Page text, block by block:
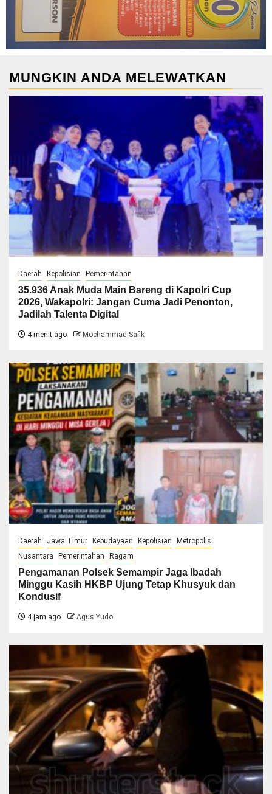
MUNGKIN ANDA MELEWATKAN
Daerah Kepolisian Pemerintahan
35.936 Anak Muda Main Bareng di Kapolri Cup
2026, Wakapolri: Jangan Cuma Jadi Penonton,
Jadilah Talenta Digital
4 menit ago Mochammad Safik
Daerah Jawa Timur Kebudayaan Kepolisian
Metropolis
Nusantara
Pemerintahan Ragam
Pengamanan Polsek Semampir Jaga Ibadah
Minggu Kasih HKBP Ujung Tetap Khusyuk dan
Kondusif
4 jam ago Agus Yudo